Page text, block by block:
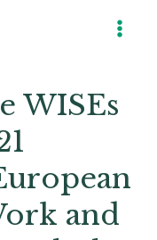
Main
WISEs
and